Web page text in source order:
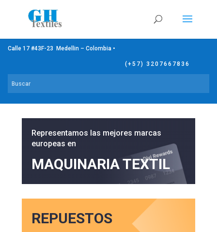
Calle 17 #43F-23 Medellin – Colombia •
(+57) 3207667836
Representamos las mejores marcas
europeas en
MAQUINARIA TEXTIL
REPUESTOS